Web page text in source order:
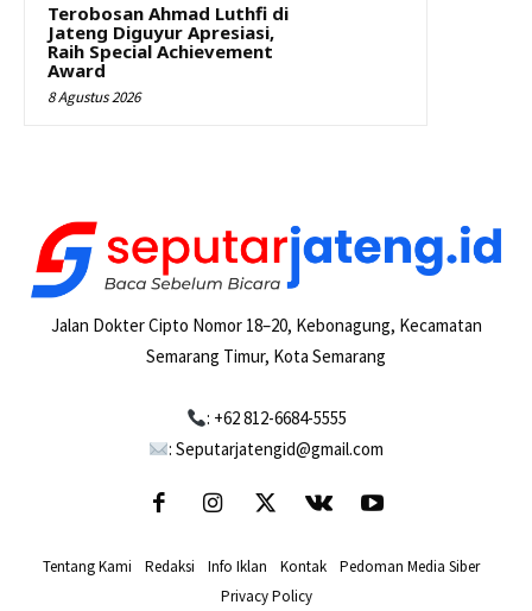
Terobosan Ahmad Luthfi di
Jateng Diguyur Apresiasi,
Raih Special Achievement
Award
8 Agustus 2026
Jalan Dokter Cipto Nomor 18–20, Kebonagung, Kecamatan
Semarang Timur, Kota Semarang
: +62 812-6684-5555
: Seputarjatengid@gmail.com
Tentang Kami Redaksi Info Iklan Kontak Pedoman Media Siber
Privacy Policy